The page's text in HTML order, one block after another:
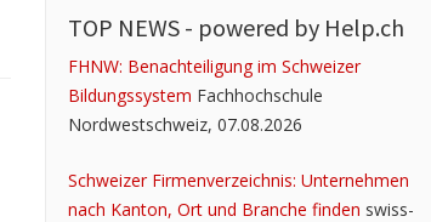
TOP NEWS - powered by Help.ch
FHNW: Benachteiligung im Schweizer
Bildungssystem Fachhochschule
Nordwestschweiz, 07.08.2026
Schweizer Firmenverzeichnis: Unternehmen
nach Kanton, Ort und Branche finden swiss-